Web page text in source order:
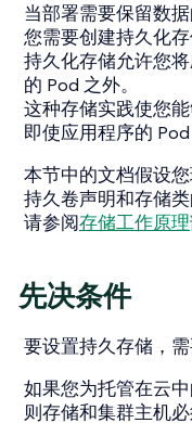
当部署需要保留数
您需要创建持久化存
持久化存储允许您
的 Pod 之外。
这种存储实践使您
即使应用程序的 Pod
本节中的文档假设您
持久卷声明和存储
请参阅存储工作原理
先决条件
要设置持久存储，
如果您为托管在云
则存储和集群主机